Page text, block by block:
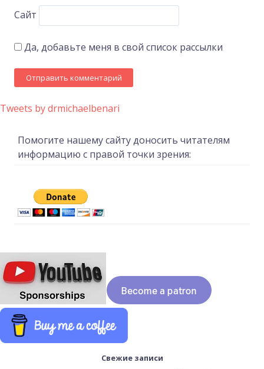
Сайт
Да, добавьте меня в свой список рассылки
Tweets by drmichaelbenari
Помогите нашему сайту доносить читателям
информацию с правой точки зрения:
Свежие записи